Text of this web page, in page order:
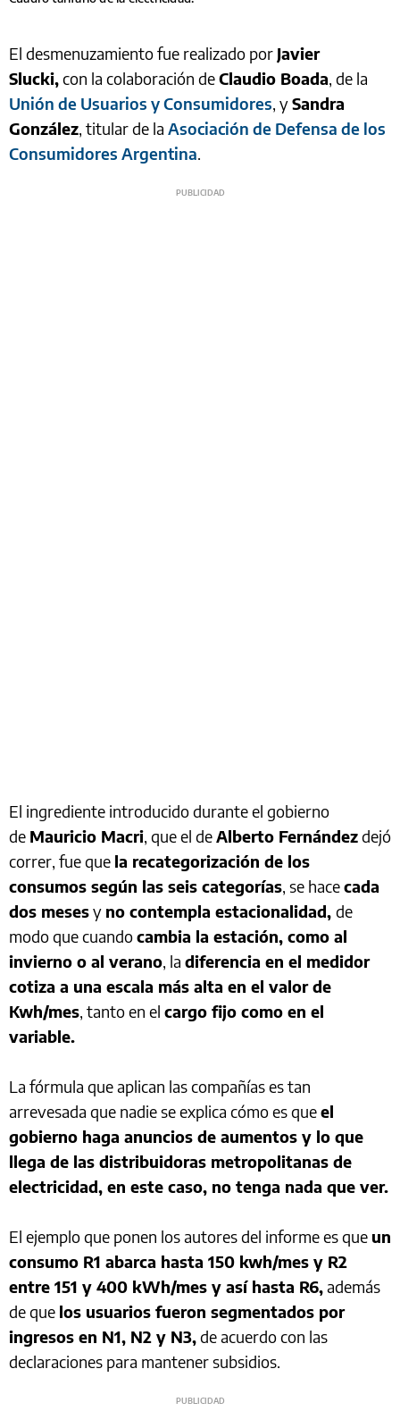
El desmenuzamiento fue realizado por Javier
Slucki,con la colaboración deClaudio Boada, de la
Unión de Usuarios y Consumidores, ySandra
González, titular de la Asociación de Defensa de los
Consumidores Argentina.
El ingrediente introducido durante el gobierno
de Mauricio Macri, que el deAlberto Fernándezdejó
correr, fue que la recategorización de los
consumos según las seis categorías, se hacecada
dos mesesy no contempla estacionalidad, de
modo que cuandocambia la estación, como al
invierno o al verano, la diferencia en el medidor
cotiza a una escala más alta en el valor de
Kwh/mes, tanto en el cargo fijo como en el
variable.
La fórmula que aplican las compañías es tan
arrevesada que nadie se explica cómo es queel
gobierno haga anuncios de aumentos y lo que
llega de las distribuidoras metropolitanas de
electricidad, en este caso, no tenga nada que ver.
El ejemplo que ponen los autores del informe es que un
consumo R1 abarca hasta 150 kwh/mes y R2
entre 151 y 400 kWh/mes y así hasta R6,además
de que los usuarios fueron segmentados por
ingresos en N1, N2 y N3,de acuerdo con las
declaraciones para mantener subsidios.